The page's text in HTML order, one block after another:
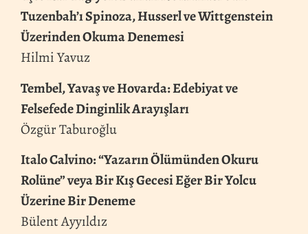
Tuzenbah’ı Spinoza, Husserl ve Wittgenstein
Üzerinden Okuma Denemesi
Hilmi Yavuz
Tembel, Yavaş ve Hovarda: Edebiyat ve
Felsefede Dinginlik Arayışları
Özgür Taburoğlu
Italo Calvino: “Yazarın Ölümünden Okuru
Rolüne” veya Bir Kış Gecesi Eğer Bir Yolcu
Üzerine Bir Deneme
Bülent Ayyıldız